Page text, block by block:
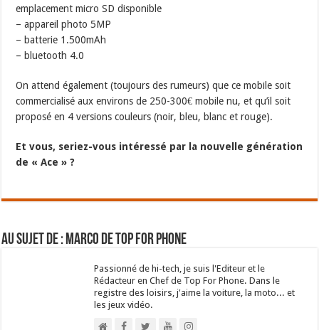
emplacement micro SD disponible
– appareil photo 5MP
– batterie 1.500mAh
– bluetooth 4.0
On attend également (toujours des rumeurs) que ce mobile soit
commercialisé aux environs de 250-300€ mobile nu, et qu’il soit
proposé en 4 versions couleurs (noir, bleu, blanc et rouge).
Et vous, seriez-vous intéressé par la nouvelle génération
de « Ace » ?
Au sujet de : Marco de Top For Phone
Passionné de hi-tech, je suis l'Editeur et le
Rédacteur en Chef de Top For Phone. Dans le
registre des loisirs, j'aime la voiture, la moto... et
les jeux vidéo.